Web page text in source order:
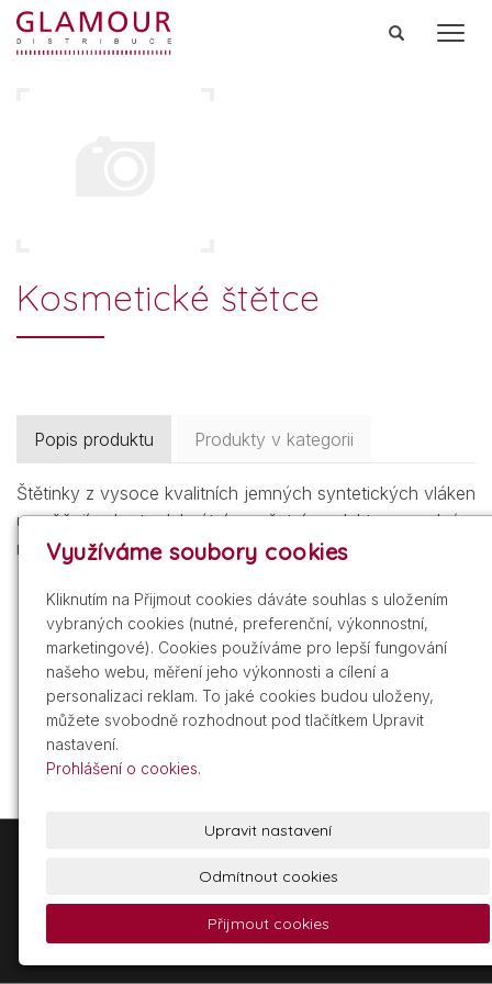
Kosmetické štětce
Popis produktu Produkty v kategorii
Štětinky z vysoce kvalitních jemných syntetických vláken
umožňují nabrat adekvátní množství produktu a snadné
roztírání.
+420 605 209 211 info@gdist.cz
© 2026 Glamour Distribuce, a.s. Powered by
Využíváme soubory cookies
Kliknutím na Přijmout cookies dáváte souhlas s uložením
vybraných cookies (nutné, preferenční, výkonnostní,
marketingové). Cookies používáme pro lepší fungování
našeho webu, měření jeho výkonnosti a cílení a
personalizaci reklam. To jaké cookies budou uloženy,
můžete svobodně rozhodnout pod tlačítkem Upravit
nastavení.
Prohlášení o cookies.
Upravit nastavení
Odmítnout cookies
Přijmout cookies